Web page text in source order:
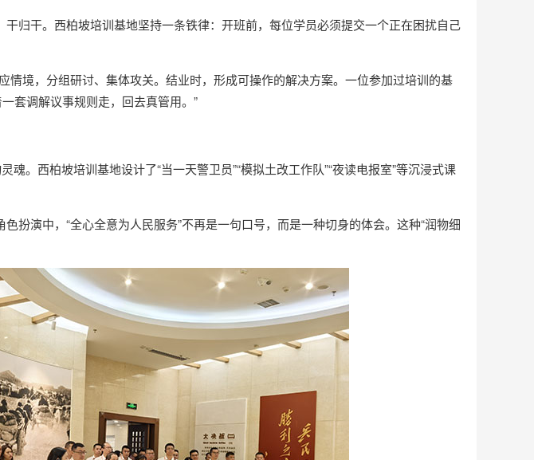
归干。 西柏坡培训基地坚持一条铁律：开班前，每位学员必须提交一个正在困扰自己
情境，分组研讨、集体攻关。结业时，形成可操作的解决方案。一位参加过培训的基
套调解议事规则走，回去真管用。”
。西柏坡培训基地设计了“当一天警卫员”“模拟土改工作队”“夜读电报室”等沉浸式课
扮演中，“全心全意为人民服务”不再是一句口号，而是一种切身的体会。这种“润物细